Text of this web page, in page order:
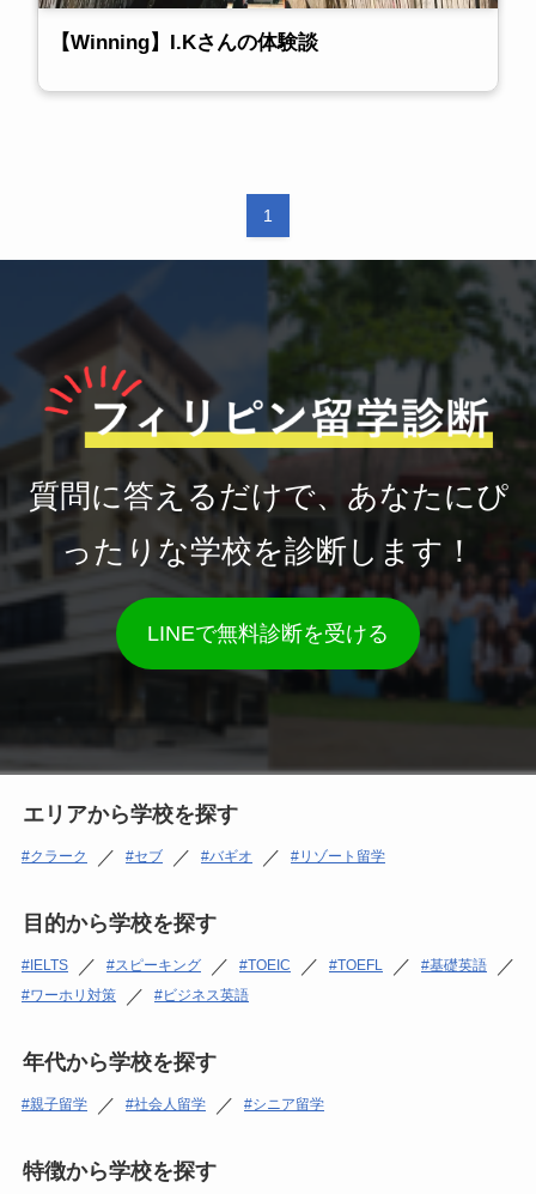
【Winning】I.Kさんの体験談
1
質問に答えるだけで、あなたにぴ
ったりな学校を診断します！
LINEで無料診断を受ける
エリアから学校を探す
クラーク ／ セブ ／ バギオ ／ リゾート留学
目的から学校を探す
IELTS ／ スピーキング ／ TOEIC ／ TOEFL ／ 基礎英語 ／
ワーホリ対策 ／ ビジネス英語
年代から学校を探す
親子留学 ／ 社会人留学 ／ シニア留学
特徴から学校を探す